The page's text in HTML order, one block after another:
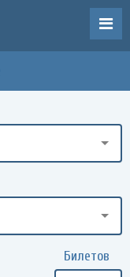
Билетов